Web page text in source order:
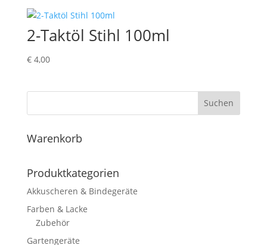
2-Taktöl Stihl 100ml
€4,00
Suchen
Warenkorb
Produktkategorien
Akkuscheren & Bindegeräte
Farben & Lacke
Zubehör
Gartengeräte